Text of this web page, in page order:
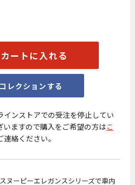
カートに入れる
コレクションする
インストアでの受注を停止してい
いますので購入をご希望の方はこ
絡ください。
スヌーピーエレガンスシリーズで車内